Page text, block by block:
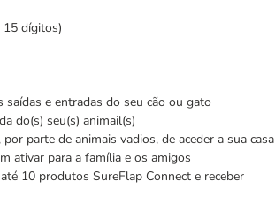
15 dígitos)
e entradas do seu cão ou gato
do(s) seu(s) animail(s)
parte de animais vadios, de aceder a sua casa
ativar para a família e os amigos
10 produtos SureFlap Connect e receber